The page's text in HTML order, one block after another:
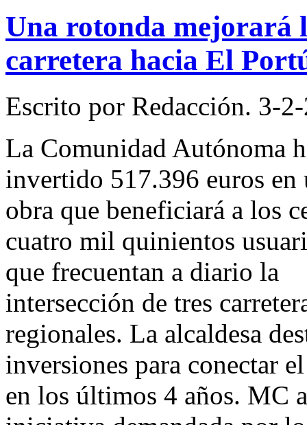
Una rotonda mejorará
carretera hacia El
Escrito por Redacción. 3-
La Comunidad Autónoma
invertido 517.396 euros en
obra que beneficiará a los
cuatro mil quinientos
que frecuentan a diario la
intersección de tres
regionales. La alcaldesa
inversiones para conectar
en los últimos 4 años. MC